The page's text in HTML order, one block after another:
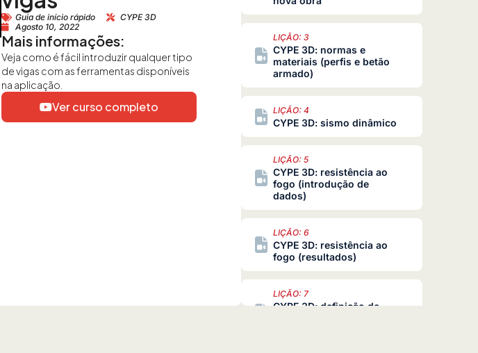
Guia de início rápido
CYPE 3D
Agosto 10, 2022
Mais informações:
Veja como é fácil introduzir qualquer tipo
de vigas com as ferramentas disponíveis
na aplicação.
Ver curso completo
LIÇÃO: 3
CYPE 3D: normas e
materiais (perfis e betão
armado)
LIÇÃO: 4
CYPE 3D: sismo dinâmico
LIÇÃO: 5
CYPE 3D: resistência ao
fogo (introdução de
dados)
LIÇÃO: 6
CYPE 3D: resistência ao
fogo (resultados)
LIÇÃO: 7
CYPE 3D: definição de